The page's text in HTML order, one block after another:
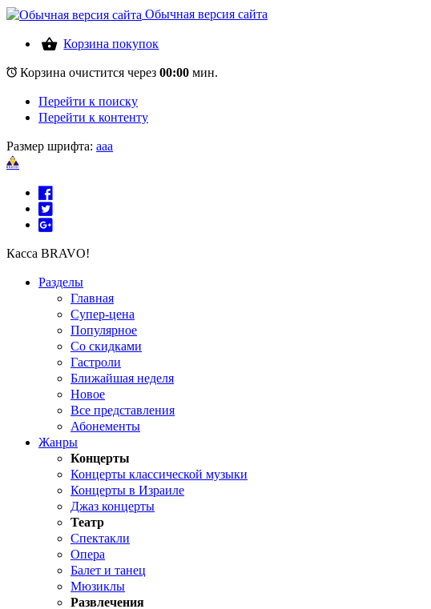
Обычная версия сайта
Корзина покупок
Корзина очистится через 00:00 мин.
Перейти к поиску
Перейти к контенту
Размер шрифта: aaa
Касса BRAVO!
Разделы
Главная
Супер-цена
Популярное
Со скидками
Гастроли
Ближайшая неделя
Новое
Все представления
Абонементы
Жанры
Концерты
Концерты классической музыки
Концерты в Израиле
Джаз концерты
Театр
Спектакли
Опера
Балет и танец
Мюзиклы
Развлечения